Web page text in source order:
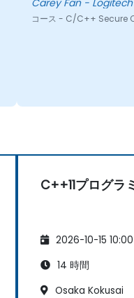
Carey Fan - Logitech
コース - C/C++ Secure
C++11プログラ
2026-10-15 10:00
14 時間
Osaka Kokusai